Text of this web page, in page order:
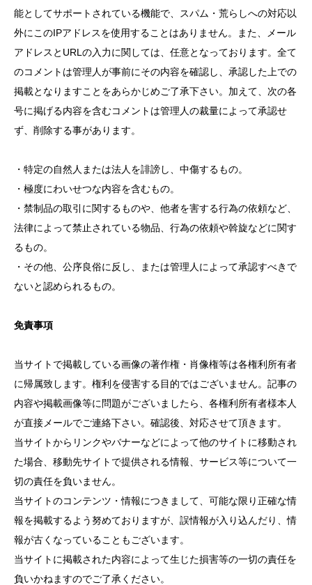
能としてサポートされている機能で、スパム・荒らしへの対応以
外にこのIPアドレスを使用することはありません。また、メール
アドレスとURLの入力に関しては、任意となっております。全て
のコメントは管理人が事前にその内容を確認し、承認した上での
掲載となりますことをあらかじめご了承下さい。加えて、次の各
号に掲げる内容を含むコメントは管理人の裁量によって承認せ
ず、削除する事があります。
・特定の自然人または法人を誹謗し、中傷するもの。
・極度にわいせつな内容を含むもの。
・禁制品の取引に関するものや、他者を害する行為の依頼など、
法律によって禁止されている物品、行為の依頼や斡旋などに関す
るもの。
・その他、公序良俗に反し、または管理人によって承認すべきで
ないと認められるもの。
免責事項
当サイトで掲載している画像の著作権・肖像権等は各権利所有者
に帰属致します。権利を侵害する目的ではございません。記事の
内容や掲載画像等に問題がございましたら、各権利所有者様本人
が直接メールでご連絡下さい。確認後、対応させて頂きます。
当サイトからリンクやバナーなどによって他のサイトに移動され
た場合、移動先サイトで提供される情報、サービス等について一
切の責任を負いません。
当サイトのコンテンツ・情報につきまして、可能な限り正確な情
報を掲載するよう努めておりますが、誤情報が入り込んだり、情
報が古くなっていることもございます。
当サイトに掲載された内容によって生じた損害等の一切の責任を
負いかねますのでご了承ください。